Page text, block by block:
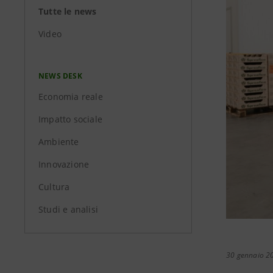
Tutte le news
Video
NEWS DESK
Economia reale
Impatto sociale
Ambiente
Innovazione
Cultura
Studi e analisi
30 gennaio